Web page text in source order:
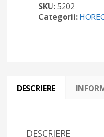
SKU:5202
Categorii:
DESCRIERE
DESCRIERE